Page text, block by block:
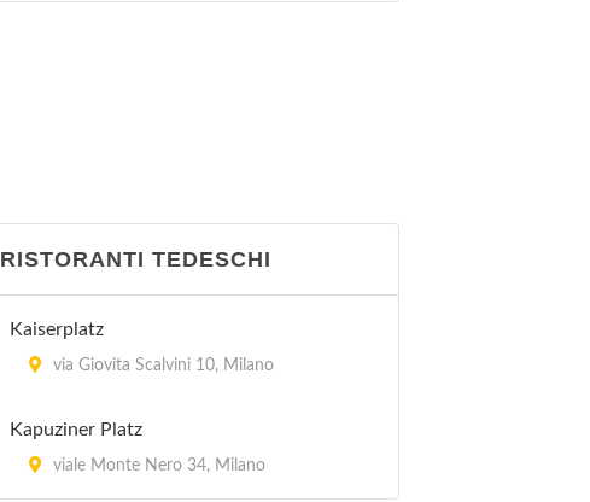
RISTORANTI TEDESCHI
Kaiserplatz
via Giovita Scalvini 10, Milano
Kapuziner Platz
viale Monte Nero 34, Milano